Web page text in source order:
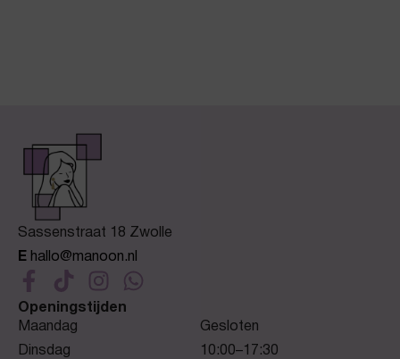
Sassenstraat 18 Zwolle
E hallo@manoon.nl
Openingstijden
Maandag
Gesloten
Dinsdag
10:00–17:30